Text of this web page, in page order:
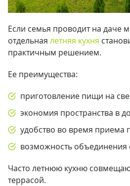
Если семья проводит на даче
отдельная летняя кухня
практичным решением.
Ее преимущества:
приготовление пищи на
экономия пространства в
удобство во время приема
возможность объединения
Часто летнюю кухню
террасой.